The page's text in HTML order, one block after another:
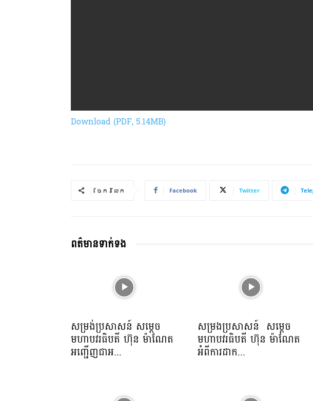
Download (PDF, 5.14MB)
ចែករំលែក Facebook Twitter
ពត៌មានទាក់ទង
សម្រង់ប្រសាសន៍ សម្ដេច
មហាបវរធិបតី ហ៊ុន ម៉ាណែត
អញ្ជើញជាអ...
សម្រងប្រសាសន៍ សម្ដេច
មហាបវរធិបតី ហ៊ុន ម៉ាណែត
អំពីការដាក...